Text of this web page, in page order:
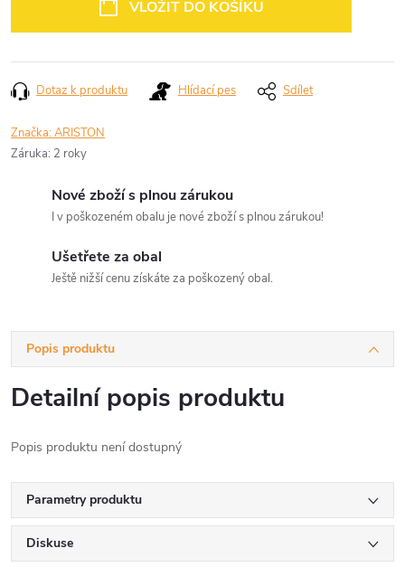
VLOŽIT DO KOŠÍKU
Dotaz k produktu Hlídací pes Sdílet
Značka:ARISTON
Záruka: 2 roky
Nové zboží s plnou zárukou
I v poškozeném obalu je nové zboží s plnou zárukou!
Ušetřete za obal
Ještě nižší cenu získáte za poškozený obal.
Popis produktu
Detailní popis produktu
Popis produktu není dostupný
Parametry produktu
Diskuse